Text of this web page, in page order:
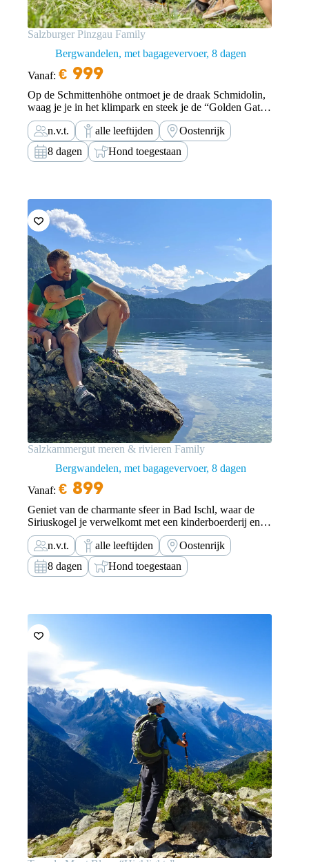
Salzburger Pinzgau Family
Bergwandelen, met bagagevervoer 8 dagen
Vanaf: € 999
Op de Schmittenhöhe ontmoet je de draak Schmidolin,
waag je je in het klimpark en steek je de “Golden Gate
Bridge van de Alpen” over. Vervolgens maak je een
boottocht over de Zeller See en ga je met de
Natrunbahn…
n.v.t. alle leeftijden
Oostenrijk
8 dagen
Hond toegestaan
Salzkammergut meren & rivieren Family
Bergwandelen, met bagagevervoer 8 dagen
Vanaf: € 899
Geniet van de charmante sfeer in Bad Ischl, waar de
Siriuskogel je verwelkomt met een kinderboerderij en
een uitkijktoren. Bij de Altausseer See combineer je
wandelen met waterplezier. Voor de Skywalk boven
Hallstatt heb je wat moed nodig, maar het…
n.v.t. alle leeftijden
Oostenrijk
8 dagen
Hond toegestaan